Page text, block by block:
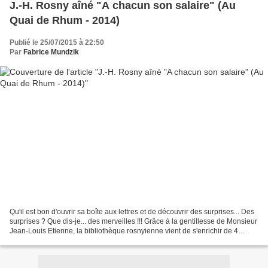
J.-H. Rosny aîné "A chacun son salaire" (Au
Quai de Rhum - 2014)
Publié le 25/07/2015 à 22:50
Par Fabrice Mundzik
Qu'il est bon d'ouvrir sa boîte aux lettres et de découvrir des surprises... Des
surprises ? Que dis-je... des merveilles !!! Grâce à la gentillesse de Monsieur
Jean-Louis Etienne, la bibliothèque rosnyienne vient de s'enrichir de 4